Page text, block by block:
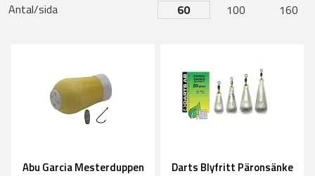
Antal/sida
60 100 160
Abu Garcia Mesterduppen Darts Blyfritt Päronsänke